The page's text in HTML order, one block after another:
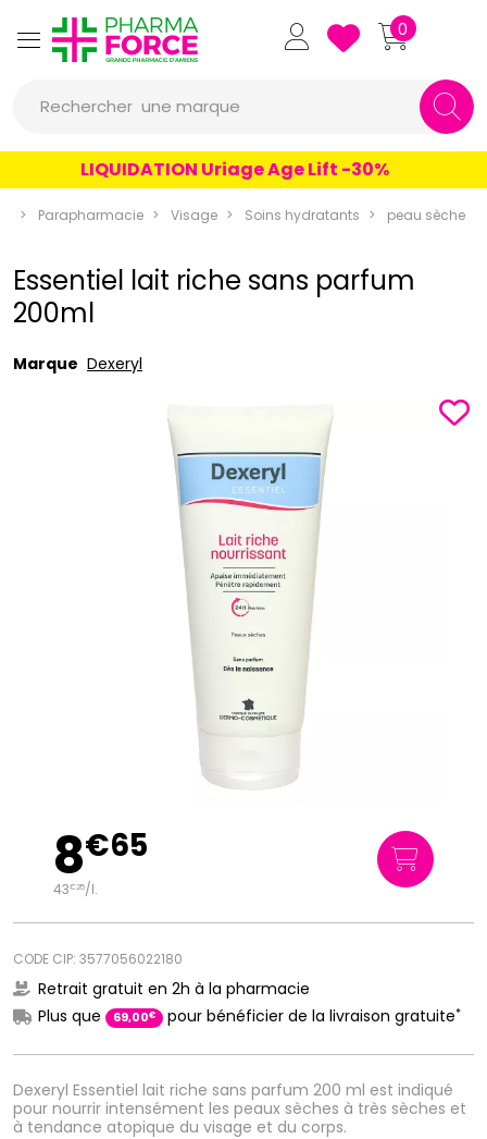
Pharmaforce Grande Pharmacie
0
Rechercher
un produit
une marque
LIQUIDATION Uriage Age Lift -30%
Parapharmacie Visage Soins hydratants peau sèche
Essentiel lait riche sans parfum
200ml
Marque Dexeryl
Dexeryl Essentiel lait riche sans parfum 200 ml est indiqué
pour nourrir intensément les peaux sèches à très sèches et
à tendance atopique du visage et du corps.
8€65
43€25/l.
CODE CIP: 3577056022180
Retrait gratuit en 2h à la pharmacie
Plus que
69,00€ pour bénéficier de la livraison gratuite*